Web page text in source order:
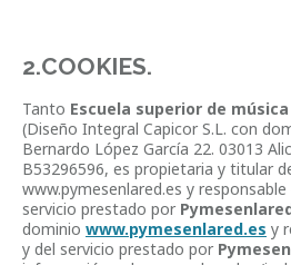
2.COOKIES.
Tanto Escuela superior de música
(Diseño Integral Capicor S.L. con
Bernardo López García 22. 03013
B53296596, es propietaria y titular
www.pymesenlared.es y
servicio prestado por
dominio www.pymesenlared.es y
y del servicio prestado por